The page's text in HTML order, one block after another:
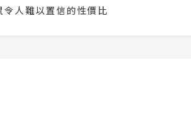
人難以置信的性價比